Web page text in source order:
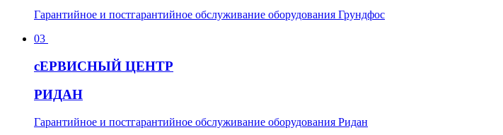
Гарантийное и постгарантийное обслуживание оборудования Грундфос
03
сЕРВИСНЫЙ ЦЕНТР
РИДАН
Гарантийное и постгарантийное обслуживание оборудования Ридан